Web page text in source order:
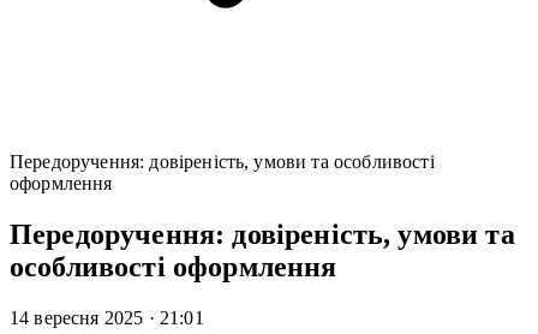
Передоручення: довіреність, умови та особливості
оформлення
Передоручення: довіреність, умови та
особливості оформлення
14 вересня 2025 · 21:01